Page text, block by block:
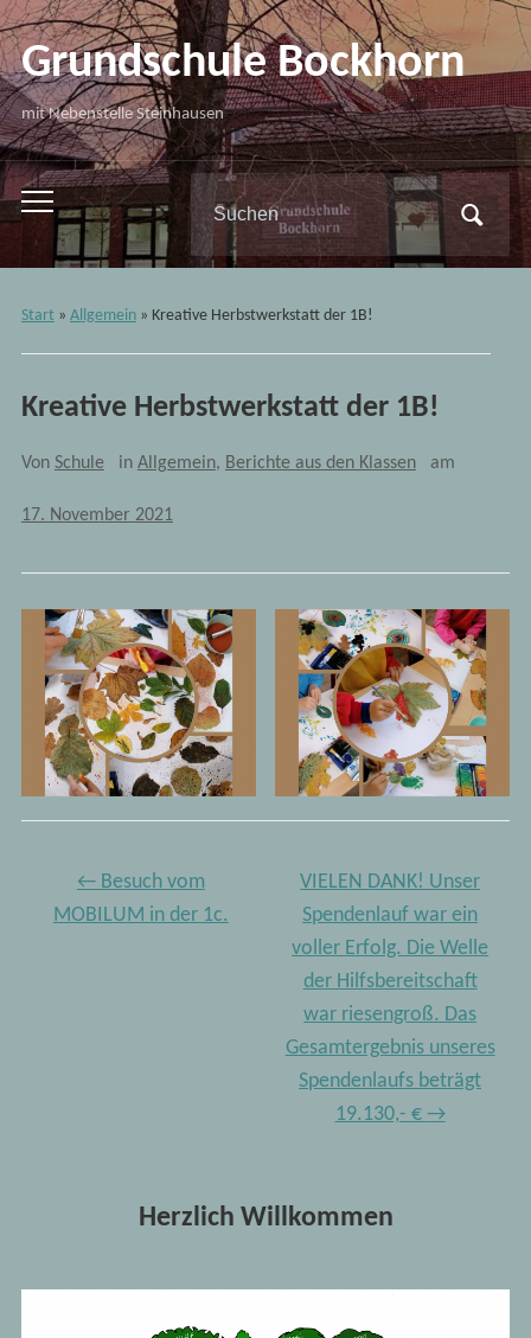
Grundschule Bockhorn
mit Nebenstelle Steinhausen
Toggle
mobile
menu
Search
for:
Start» Allgemein» Kreative Herbstwerkstatt der 1B!
Herzlich Willkommen
Kreative Herbstwerkstatt der 1B!
Von Schule in Allgemein, Berichte aus den Klassen am
17. November 2021
←Besuch vom
MOBILUM in der 1c.
VIELEN DANK! Unser
Spendenlauf war ein
voller Erfolg. Die Welle
der Hilfsbereitschaft
war riesengroß. Das
Gesamtergebnis unseres
Spendenlaufs beträgt
19.130,- € →